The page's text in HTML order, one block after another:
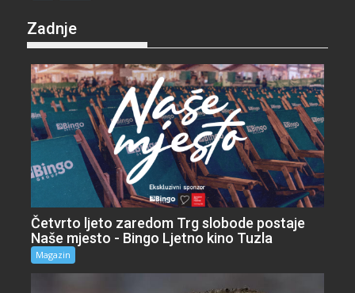
Zadnje
Četvrto ljeto zaredom Trg slobode postaje
Naše mjesto - Bingo Ljetno kino Tuzla
Magazin